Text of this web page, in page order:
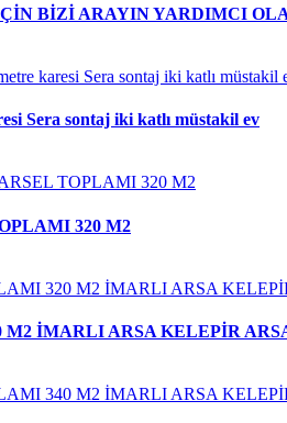
BİZİ ARAYIN YARDIMCI
Sera sontaj iki katlı müstakil ev
320 M2
M2 İMARLI ARSA KELEPİR